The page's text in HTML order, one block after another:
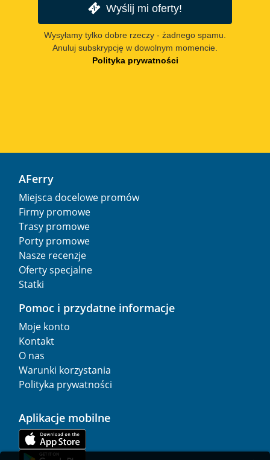
Wyślij mi oferty!
Wysyłamy tylko dobre rzeczy - żadnego spamu.
Anuluj subskrypcję w dowolnym momencie.
Polityka prywatności
AFerry
Miejsca docelowe promów
Firmy promowe
Trasy promowe
Porty promowe
Nasze recenzje
Oferty specjalne
Statki
Pomoc i przydatne informacje
Moje konto
Kontakt
O nas
Warunki korzystania
Polityka prywatności
Aplikacje mobilne